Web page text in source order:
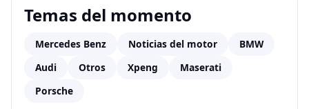
Temas del momento
Mercedes Benz Noticias del motor
BMW
Audi
Otros Xpeng
Maserati
Porsche